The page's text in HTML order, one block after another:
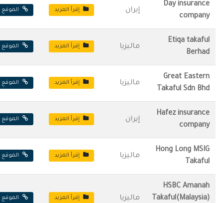
Day insurance
company
إيران إقرأ المزيد الموقع
Etiqa takaful
Berhad
ماليزيا إقرأ المزيد الموقع
Great Eastern
Takaful Sdn Bhd
ماليزيا إقرأ المزيد الموقع
Hafez insurance
company
إيران إقرأ المزيد الموقع
Hong Long MSIG
Takaful
ماليزيا إقرأ المزيد الموقع
HSBC Amanah
Takaful(Malaysia)
ماليزيا إقرأ المزيد الموقع